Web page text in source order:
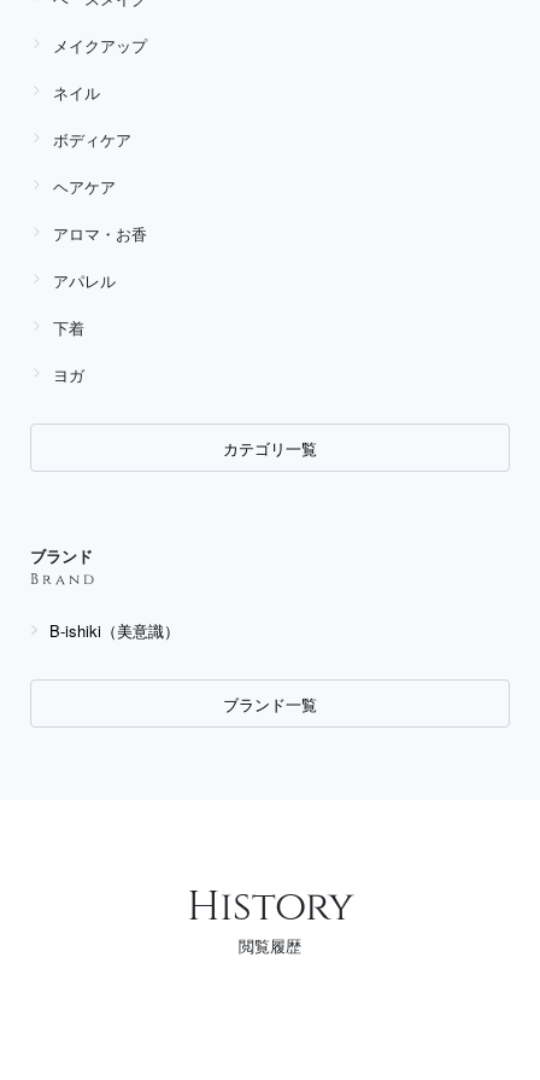
メイクアップ
ネイル
ボディケア
ヘアケア
アロマ・お香
アパレル
下着
ヨガ
カテゴリ一覧
ブランド
Brand
B-ishiki（美意識）
ブランド一覧
History
閲覧履歴